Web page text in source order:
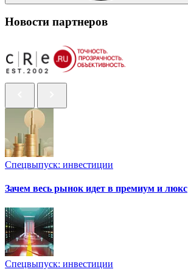
Новости партнеров
Спецвыпуск: инвестиции
Зачем весь рынок идет в премиум и люкс
Спецвыпуск: инвестиции